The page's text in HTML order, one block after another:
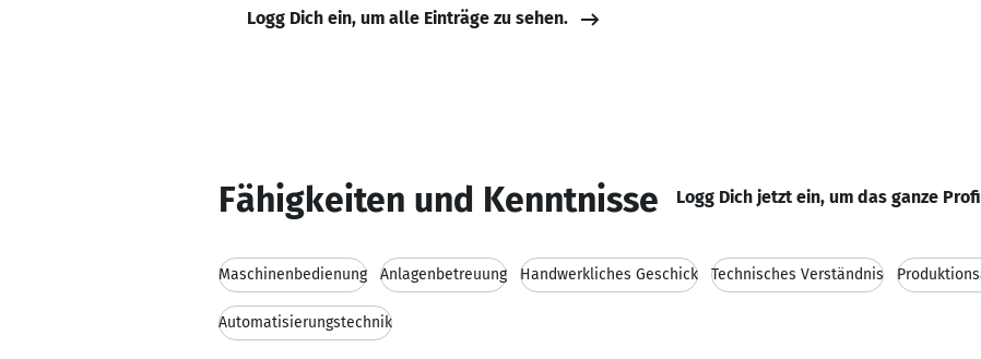
Logg Dich ein, um alle Einträge zu sehen.
Fähigkeiten und Kenntnisse Logg Dich jetzt ein, um das ganze
Maschinenbedienung Anlagenbetreuung Handwerkliches Geschick Technisches Verständnis
Automatisierungstechnik